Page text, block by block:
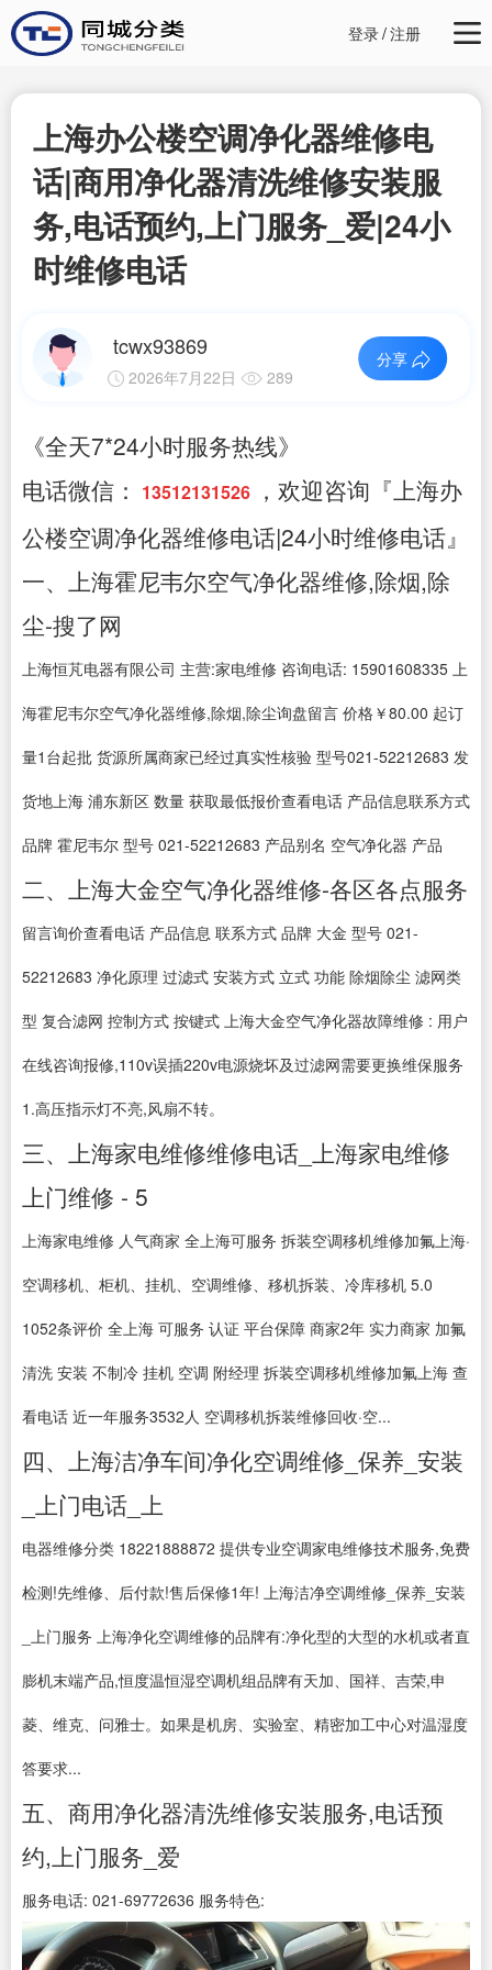
登录/注册
上海办公楼空调净化器维修电
话|商用净化器清洗维修安装服
务,电话预约,上门服务_爱|24小
时维修电话
tcwx93869
2026年7月22日 289
分享
《全天7*24小时服务热线》
电话微信：
13512131526 ，欢迎咨询『上海办
公楼空调净化器维修电话|24小时维修电话』
一、上海霍尼韦尔空气净化器维修,除烟,除
尘-搜了网
上海恒芃电器有限公司 主营:家电维修 咨询电话: 15901608335 上
海霍尼韦尔空气净化器维修,除烟,除尘询盘留言 价格￥80.00 起订
量1台起批 货源所属商家已经过真实性核验 型号021-52212683 发
货地上海 浦东新区 数量 获取最低报价查看电话 产品信息联系方式
品牌 霍尼韦尔 型号 021-52212683 产品别名 空气净化器 产品
二、上海大金空气净化器维修-各区各点服务
留言询价查看电话 产品信息 联系方式 品牌 大金 型号 021-
52212683 净化原理 过滤式 安装方式 立式 功能 除烟除尘 滤网类
型 复合滤网 控制方式 按键式 上海大金空气净化器故障维修 : 用户
在线咨询报修,110v误插220v电源烧坏及过滤网需要更换维保服务
1.高压指示灯不亮,风扇不转。
三、上海家电维修维修电话_上海家电维修
上门维修 - 5
上海家电维修 人气商家 全上海可服务 拆装空调移机维修加氟上海·
空调移机、柜机、挂机、空调维修、移机拆装、冷库移机 5.0
1052条评价 全上海 可服务 认证 平台保障 商家2年 实力商家 加氟
清洗 安装 不制冷 挂机 空调 附经理 拆装空调移机维修加氟上海 查
看电话 近一年服务3532人 空调移机拆装维修回收·空...
四、上海洁净车间净化空调维修_保养_安装
_上门电话_上
电器维修分类 18221888872 提供专业空调家电维修技术服务,免费
检测!先维修、后付款!售后保修1年! 上海洁净空调维修_保养_安装
_上门服务 上海净化空调维修的品牌有:净化型的大型的水机或者直
膨机末端产品,恒度温恒湿空调机组品牌有天加、国祥、吉荣,申
菱、维克、问雅士。如果是机房、实验室、精密加工中心对温湿度
答要求...
五、商用净化器清洗维修安装服务,电话预
约,上门服务_爱
服务电话: 021-69772636 服务特色: